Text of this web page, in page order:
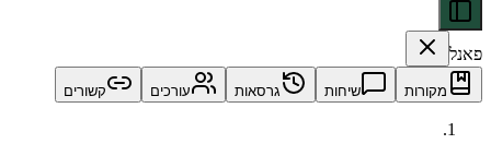
שיחות גרסאות עורכים קשורים